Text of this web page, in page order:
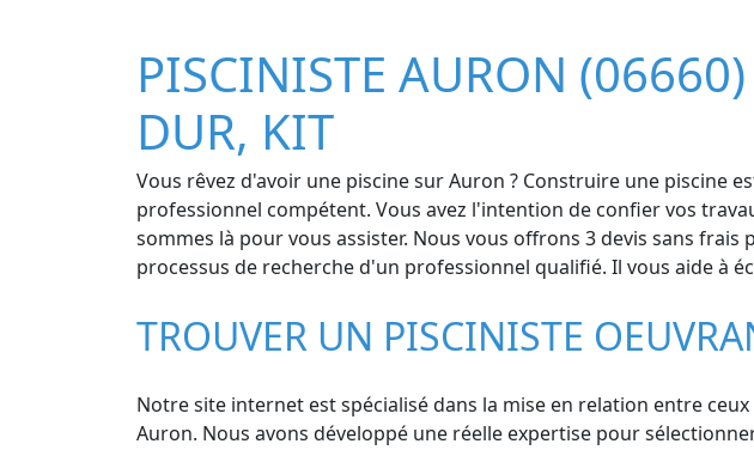
PISCINISTE AURON
DUR, KIT
Vous rêvez d'avoir une piscine sur Auron ? Construire une
professionnel compétent. Vous avez l'intention de confier vos
sommes là pour vous assister. Nous vous offrons 3 devis sans
processus de recherche d'un professionnel qualifié. Il vous aide à
TROUVER UN PISCINISTE
Notre site internet est spécialisé dans la mise en relation entre
Auron. Nous avons développé une réelle expertise pour